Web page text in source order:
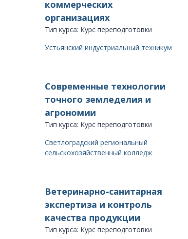
коммерческих
организациях
Тип курса: Курс переподготовки
Устьянский индустриальный техникум
Современные технологии
точного земледелия и
агрономии
Тип курса: Курс переподготовки
Светлоградский региональный
сельскохозяйственный колледж
Ветеринарно-санитарная
экспертиза и контроль
качества продукции
Тип курса: Курс переподготовки